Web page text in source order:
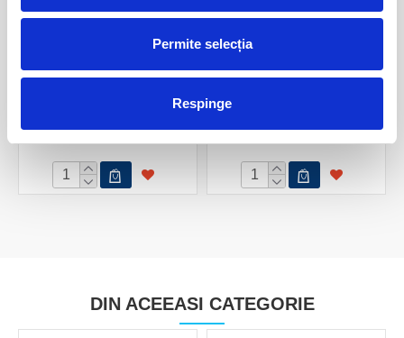
Permite selecția
Respinge
DIN ACEEASI CATEGORIE